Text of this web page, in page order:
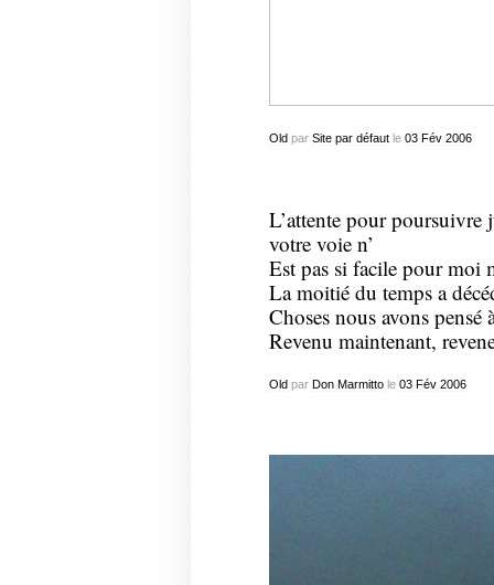
Oldpar Site par défautle 03 Fév 2006
L’attente pour poursuivre
votre voie n’
Est pas si facile pour moi
La moitié du temps a
Choses nous avons pensé
Revenu maintenant,
Old par Don Marmittole 03 Fév 2006